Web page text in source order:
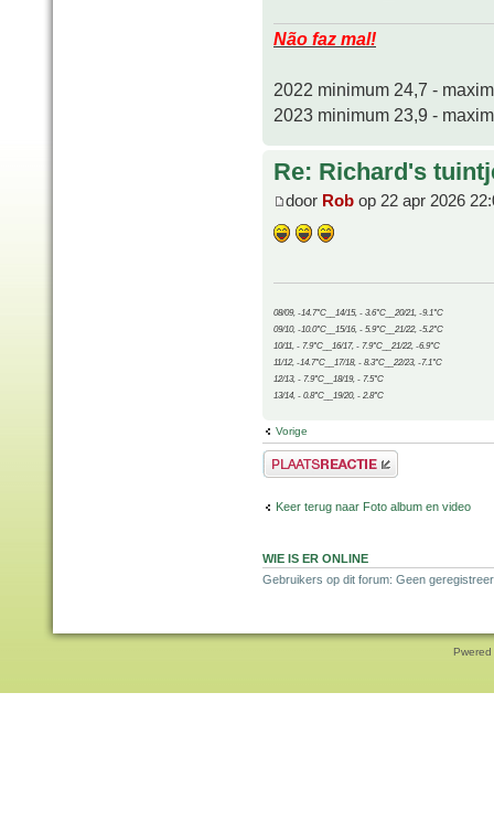
Não faz mal!
2022 minimum 24,7 -
2023 minimum 23,9 -
Re: Richard's
door Rob op 22 apr 2026
08/09, -14.7°C__14/15, - 3.6°C__20/21, -9.1°C
09/10, -10.0°C__15/16, - 5.9°C__21/22, -5.2°C
10/11, - 7.9°C__16/17, - 7.9°C__21/22, -6.9°C
11/12, -14.7°C__17/18, - 8.3°C__22/23, -7.1°C
12/13, - 7.9°C__18/19, - 7.5°C
13/14, - 0.8°C__19/20, - 2.8°C
Vorige
Plaats een reactie
Keer terug naar Foto album en video
WIE IS ER ONLINE
Gebruikers op dit forum: Geen